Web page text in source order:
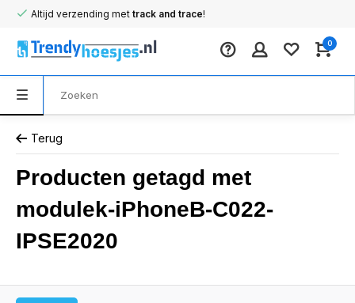
Altijd verzending met track and trace!
0
Terug
Producten getagd met
modulek-iPhoneB-C022-
IPSE2020